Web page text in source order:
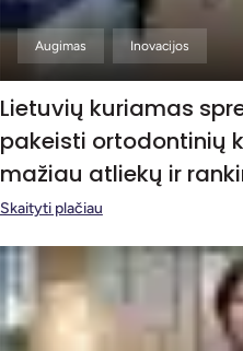
Augimas Inovacijos
Lietuvių kuriamas
pakeisti ortodontinių
mažiau atliekų ir
Skaityti plačiau